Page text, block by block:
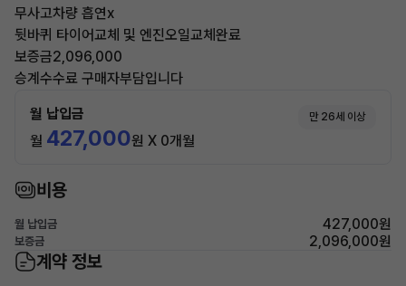
무사고차량 흡연x
뒷바퀴 타이어교체 및 엔진오일교체완료
보증금2,096,000
승계수수료 구매자부담입니다
월 납입금 만 26세 이상
월 427,000원 X 0개월
비용
월 납입금 427,000원
보증금 2,096,000원
계약 정보